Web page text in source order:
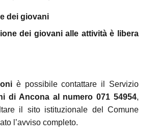
dei giovani
dei giovani alle attività è libera
è possibile contattare il Servizio
di Ancona al numero 071 54954,
il sito istituzionale del Comune
l’avviso completo.